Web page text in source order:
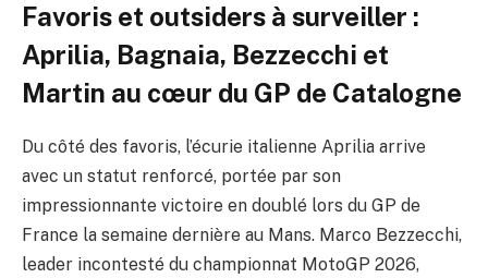
Favoris et outsiders à surveiller :
Aprilia, Bagnaia, Bezzecchi et
Martin au cœur du GP de Catalogne
Du côté des favoris, l’écurie italienne Aprilia arrive
avec un statut renforcé, portée par son
impressionnante victoire en doublé lors du GP de
France la semaine dernière au Mans. Marco Bezzecchi,
leader incontesté du championnat MotoGP 2026,